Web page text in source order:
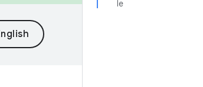
le